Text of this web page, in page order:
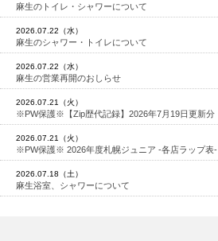
麻生のトイレ・シャワーについて
2026.07.22（水）
麻生のシャワー・トイレについて
2026.07.22（水）
麻生の営業再開のおしらせ
2026.07.21（火）
※PW保護※【Zip歴代記録】2026年7月19日更新分
2026.07.21（火）
※PW保護※ 2026年度札幌ジュニア -各店ラップ表-
2026.07.18（土）
麻生浴室、シャワーについて